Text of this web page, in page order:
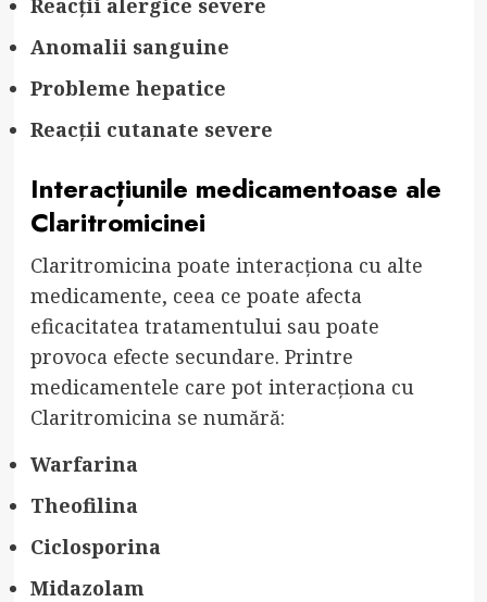
Anomalii sanguine
Probleme hepatice
Reacții cutanate severe
Interacțiunile medicamentoase ale
Claritromicinei
Claritromicina poate interacționa cu alte
medicamente, ceea ce poate afecta
eficacitatea tratamentului sau poate
provoca efecte secundare. Printre
medicamentele care pot interacționa cu
Claritromicina se numără:
Warfarina
Theofilina
Ciclosporina
Midazolam